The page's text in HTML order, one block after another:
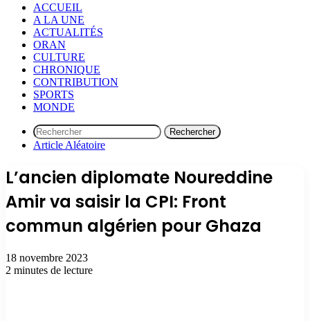
ACCUEIL
A LA UNE
ACTUALITÉS
ORAN
CULTURE
CHRONIQUE
CONTRIBUTION
SPORTS
MONDE
Rechercher
Article Aléatoire
L’ancien diplomate Noureddine
Amir va saisir la CPI: Front
commun algérien pour Ghaza
18 novembre 2023
2 minutes de lecture